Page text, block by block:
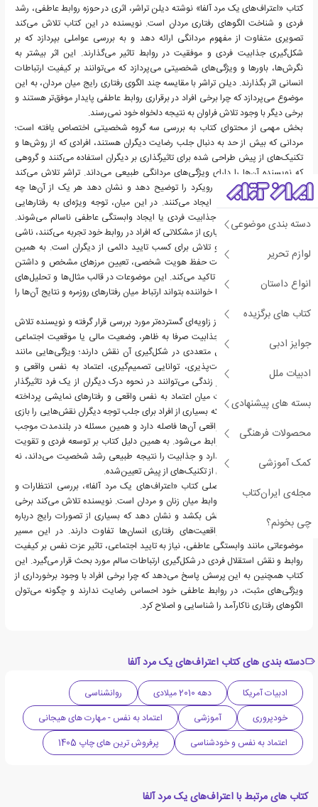
دسته بندی موضوعی
لوازم تحریر
انواع داستان
کتاب های برگزیده
جوایز ادبی
ادبیات ملل
بسته های پیشنهادی
محصولات فرهنگی
کمک آموزشی
مجله‌ی ایران‌کتاب
چی بخونم؟
کتاب «اعتراف‌های یک مرد آلفا» نوشته دیلن تراشر، اثری در حوزه روابط عاطفی، رشد
فردی و شناخت الگوهای رفتاری مردان است. نویسنده در این کتاب تلاش می‌کند
تصویری متفاوت از مفهوم مردانگی ارائه دهد و به بررسی عواملی بپردازد که بر
شکل‌گیری جذابیت فردی و موفقیت در روابط تاثیر می‌گذارند. این اثر بیشتر به
نگرش‌ها، باورها و ویژگی‌های شخصیتی می‌پردازد که می‌توانند بر کیفیت ارتباطات
انسانی اثر بگذارند. دیلن تراشر با مقایسه چند الگوی رفتاری رایج میان مردان، به این
موضوع می‌پردازد که چرا برخی افراد در برقراری روابط عاطفی پایدار موفق‌تر هستند و
برخی دیگر با وجود تلاش فراوان به نتیجه دلخواه خود نمی‌رسند.
بخش مهمی از محتوای کتاب به بررسی سه گروه شخصیتی اختصاص یافته است؛
مردانی که بیش از حد به دنبال جلب رضایت دیگران هستند، افرادی که از روش‌ها و
تکنیک‌های از پیش طراحی شده برای تاثیرگذاری بر دیگران استفاده می‌کنند و گروهی
که نویسنده آن‌ها را دارای ویژگی‌های مردانگی طبیعی می‌داند. تراشر تلاش می‌کند
تفاوت‌های میان این سه رویکرد را توضیح دهد و نشان دهد هر یک از آن‌ها چه
نتایجی در روابط عاطفی ایجاد می‌کنند. در این میان، توجه ویژه‌ای به رفتارهایی
می‌شود که باعث کاهش جذابیت فردی یا ایجاد وابستگی عاطفی ناسالم می‌شوند.
نویسنده معتقد است بسیاری از مشکلاتی که افراد در روابط خود تجربه می‌کنند، ناشی
از الگوهای فکری اشتباه و تلاش برای کسب تایید دائمی از دیگران است. به همین
دلیل، کتاب بارها بر اهمیت حفظ هویت شخصی، تعیین مرزهای مشخص و داشتن
اهداف مستقل در زندگی تاکید می‌کند. این موضوعات در قالب مثال‌ها و تحلیل‌های
مختلف مطرح می‌شوند تا خواننده بتواند ارتباط میان رفتارهای روزمره و نتایج آن‌ها را
بهتر درک کند.
در ادامه مفهوم جذابیت از زاویه‌ای گسترده‌تر مورد بررسی قرار گرفته و نویسنده تلاش
می‌کند توضیح دهد که جذابیت صرفا به ظاهر، وضعیت مالی یا موقعیت اجتماعی
محدود نمی‌شود و عوامل متعددی در شکل‌گیری آن نقش دارند؛ ویژگی‌هایی مانند
ثبات شخصیتی، مسئولیت‌پذیری، توانایی تصمیم‌گیری، اعتماد به نفس واقعی و
داشتن مسیر مشخص در زندگی می‌توانند در نحوه درک دیگران از یک فرد تاثیرگذار
باشند. همچنین به تفاوت میان اعتماد به نفس واقعی و رفتارهای نمایشی پرداخته
شده و تراشر بیان می‌کند که بسیاری از افراد برای جلب توجه دیگران نقش‌هایی را بازی
می‌کنند که با شخصیت واقعی آن‌ها فاصله دارد و همین مسئله در بلندمدت موجب
نارضایتی و شکست در روابط می‌شود. به همین دلیل کتاب بر توسعه فردی و تقویت
ویژگی‌های درونی تاکید دارد و جذابیت را نتیجه طبیعی رشد شخصیت می‌داند، نه
محصول اجرای مجموعه‌ای از تکنیک‌های از پیش تعیین‌شده.
یکی دیگر از محورهای اصلی کتاب «اعتراف‌های یک مرد آلفا»، بررسی انتظارات و
برداشت‌های رایج درباره روابط میان زنان و مردان است. نویسنده تلاش می‌کند برخی
باورهای متداول را به چالش بکشد و نشان دهد که بسیاری از تصورات رایج درباره
موفقیت در روابط، با واقعیت‌های رفتاری انسان‌ها تفاوت دارند. در این مسیر
موضوعاتی مانند وابستگی عاطفی، نیاز به تایید اجتماعی، تاثیر عزت نفس بر کیفیت
روابط و نقش استقلال فردی در شکل‌گیری ارتباطات سالم مورد بحث قرار می‌گیرد. این
کتاب همچنین به این پرسش پاسخ می‌دهد که چرا برخی افراد با وجود برخورداری از
ویژگی‌های مثبت، در روابط عاطفی خود احساس رضایت ندارند و چگونه می‌توان
الگوهای رفتاری ناکارآمد را شناسایی و اصلاح کرد.
دسته بندی های کتاب اعتراف‌های یک مرد آلفا
ادبیات آمریکا دهه 2010 میلادی
روانشناسی
خودپروری
آموزشی
اعتماد به نفس - مهارت های هیجانی
اعتماد به نفس و خودشناسی
پرفروش ترین های چاپ 1405
کتاب های مرتبط با اعتراف‌های یک مرد آلفا